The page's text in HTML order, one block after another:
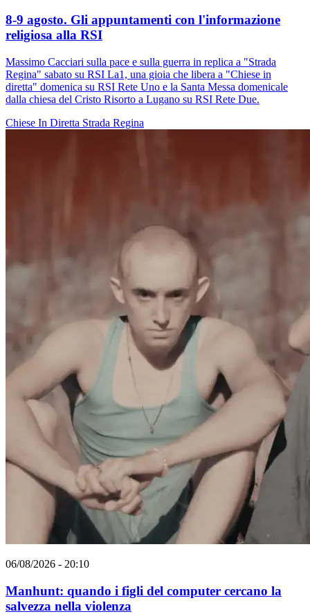
8-9 agosto. Gli appuntamenti con l'informazione
religiosa alla RSI
Massimo Cacciari sulla pace e sulla guerra in replica a "Strada
Regina" sabato su RSI La1, una gioia che libera a "Chiese in
diretta" domenica su RSI Rete Uno e la Santa Messa domenicale
dalla chiesa del Cristo Risorto a Lugano su RSI Rete Due.
Chiese In Diretta Strada Regina
06/08/2026 - 20:10
Manhunt: quando i figli del computer cercano la
salvezza nella violenza